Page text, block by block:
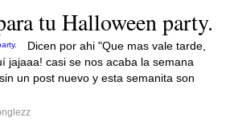
tu Halloween party.
Dicen por ahi "Que mas vale tarde,
jajaaa! casi se nos acaba la semana
un post nuevo y esta semanita son